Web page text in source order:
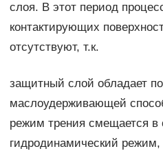
слоя. В этот период
контактирующих
отсутствуют, т.к.
защитный слой обладает
маслоудерживающей
режим трения смещается в
гидродинамический режим,